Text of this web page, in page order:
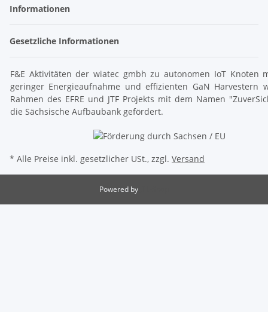
Informationen
Gesetzliche Informationen
F&E Aktivitäten der wiatec gmbh zu autonomen IoT Knoten
geringer Energieaufnahme und effizienten GaN Harvestern
Rahmen des EFRE und JTF Projekts mit dem Namen
die Sächsische Aufbaubank gefördert.
* Alle Preise inkl. gesetzlicher USt., zzgl. Versand
Powered by